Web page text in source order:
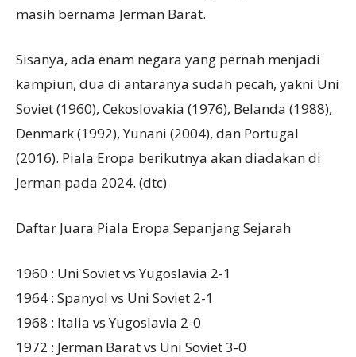
masih bernama Jerman Barat.
Sisanya, ada enam negara yang pernah menjadi
kampiun, dua di antaranya sudah pecah, yakni Uni
Soviet (1960), Cekoslovakia (1976), Belanda (1988),
Denmark (1992), Yunani (2004), dan Portugal
(2016). Piala Eropa berikutnya akan diadakan di
Jerman pada 2024. (dtc)
Daftar Juara Piala Eropa Sepanjang Sejarah
1960 : Uni Soviet vs Yugoslavia 2-1
1964 : Spanyol vs Uni Soviet 2-1
1968 : Italia vs Yugoslavia 2-0
1972 : Jerman Barat vs Uni Soviet 3-0